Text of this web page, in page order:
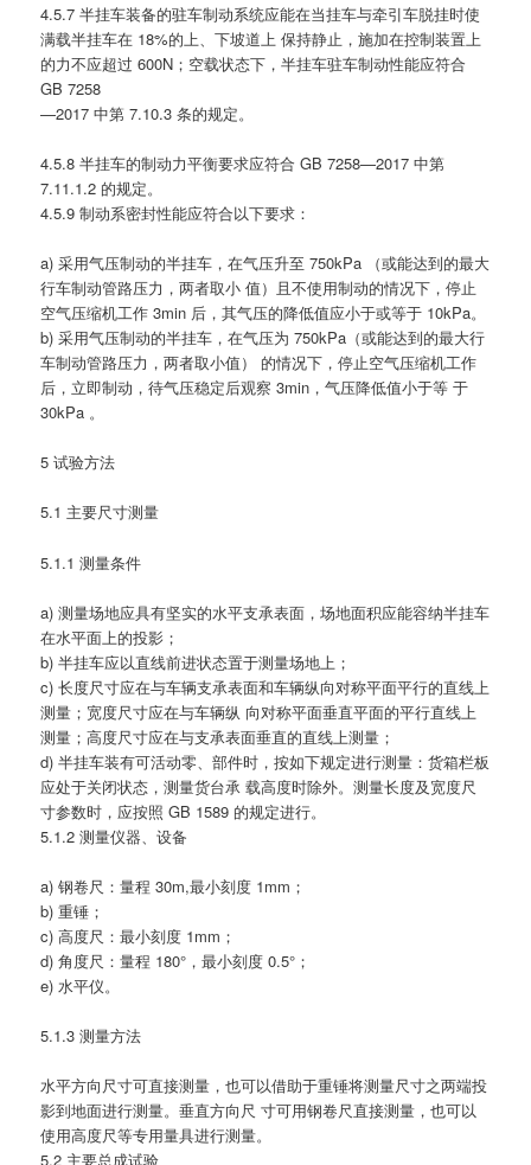
4.5.7 半挂车装备的驻车制动系统应能在当挂车与牵引车脱挂时使
满载半挂车在 18%的上、下坡道上 保持静止，施加在控制装置上
的力不应超过 600N；空载状态下，半挂车驻车制动性能应符合
GB 7258
—2017 中第 7.10.3 条的规定。
4.5.8 半挂车的制动力平衡要求应符合 GB 7258—2017 中第
7.11.1.2 的规定。
4.5.9 制动系密封性能应符合以下要求：
a) 采用气压制动的半挂车，在气压升至 750kPa （或能达到的最大
行车制动管路压力，两者取小 值）且不使用制动的情况下，停止
空气压缩机工作 3min 后，其气压的降低值应小于或等于 10kPa。
b) 采用气压制动的半挂车，在气压为 750kPa（或能达到的最大行
车制动管路压力，两者取小值） 的情况下，停止空气压缩机工作
后，立即制动，待气压稳定后观察 3min，气压降低值小于等 于
30kPa 。
5 试验方法
5.1 主要尺寸测量
5.1.1 测量条件
a) 测量场地应具有坚实的水平支承表面，场地面积应能容纳半挂车
在水平面上的投影；
b) 半挂车应以直线前进状态置于测量场地上；
c) 长度尺寸应在与车辆支承表面和车辆纵向对称平面平行的直线上
测量；宽度尺寸应在与车辆纵 向对称平面垂直平面的平行直线上
测量；高度尺寸应在与支承表面垂直的直线上测量；
d) 半挂车装有可活动零、部件时，按如下规定进行测量：货箱栏板
应处于关闭状态，测量货台承 载高度时除外。测量长度及宽度尺
寸参数时，应按照 GB 1589 的规定进行。
5.1.2 测量仪器、设备
a) 钢卷尺：量程 30m,最小刻度 1mm；
b) 重锤；
c) 高度尺：最小刻度 1mm；
d) 角度尺：量程 180°，最小刻度 0.5°；
e) 水平仪。
5.1.3 测量方法
水平方向尺寸可直接测量，也可以借助于重锤将测量尺寸之两端投
影到地面进行测量。垂直方向尺 寸可用钢卷尺直接测量，也可以
使用高度尺等专用量具进行测量。
5.2 主要总成试验